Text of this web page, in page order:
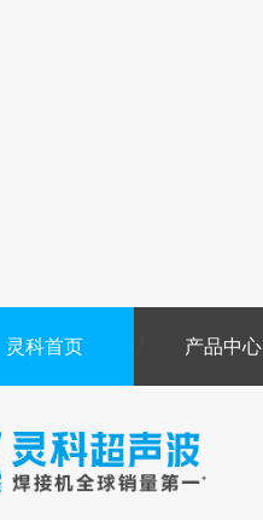
灵科首页 产品中心